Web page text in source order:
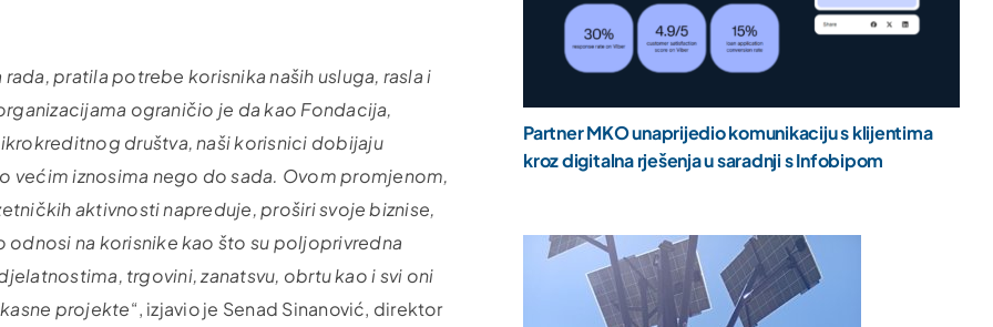
pratila potrebe korisnika naših usluga, rasla i
ograničio je da kao Fondacija,
društva, naši korisnici dobijaju
većim iznosima nego do sada. Ovom promjenom,
aktivnosti napreduje, proširi svoje biznise,
na korisnike kao što su poljoprivredna
trgovini, zanatsvu, obrtu kao i svi oni
projekte“, izjavio je Senad Sinanović, direktor
Partner MKO unaprijedio komunikaciju s klijentima
kroz digitalna rješenja u saradnji s Infobipom